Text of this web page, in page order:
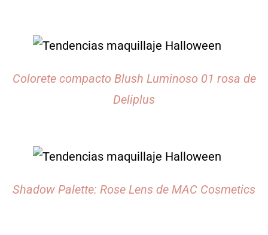
Colorete compacto Blush Luminoso 01 rosa de
Deliplus
Shadow Palette: Rose Lens de MAC Cosmetics